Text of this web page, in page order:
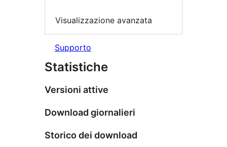
Visualizzazione avanzata
Supporto
Statistiche
Versioni attive
Download giornalieri
Storico dei download